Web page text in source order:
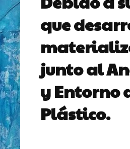
que
junto al
y Entorno
Plástico.